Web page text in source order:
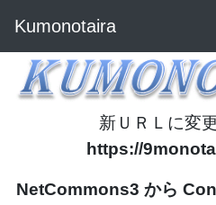
Kumonotaira
新ＵＲＬに変
https://
NetCommons3 から